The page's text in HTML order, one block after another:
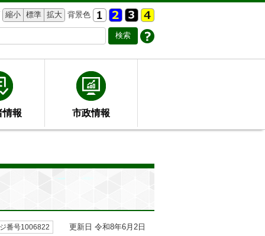
縮小 標準 拡大 背景色
情報 市政情報
番号1006822 更新日 令和8年6月2日